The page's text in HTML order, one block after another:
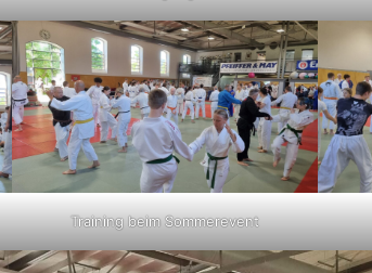
Training beim Sommerevent